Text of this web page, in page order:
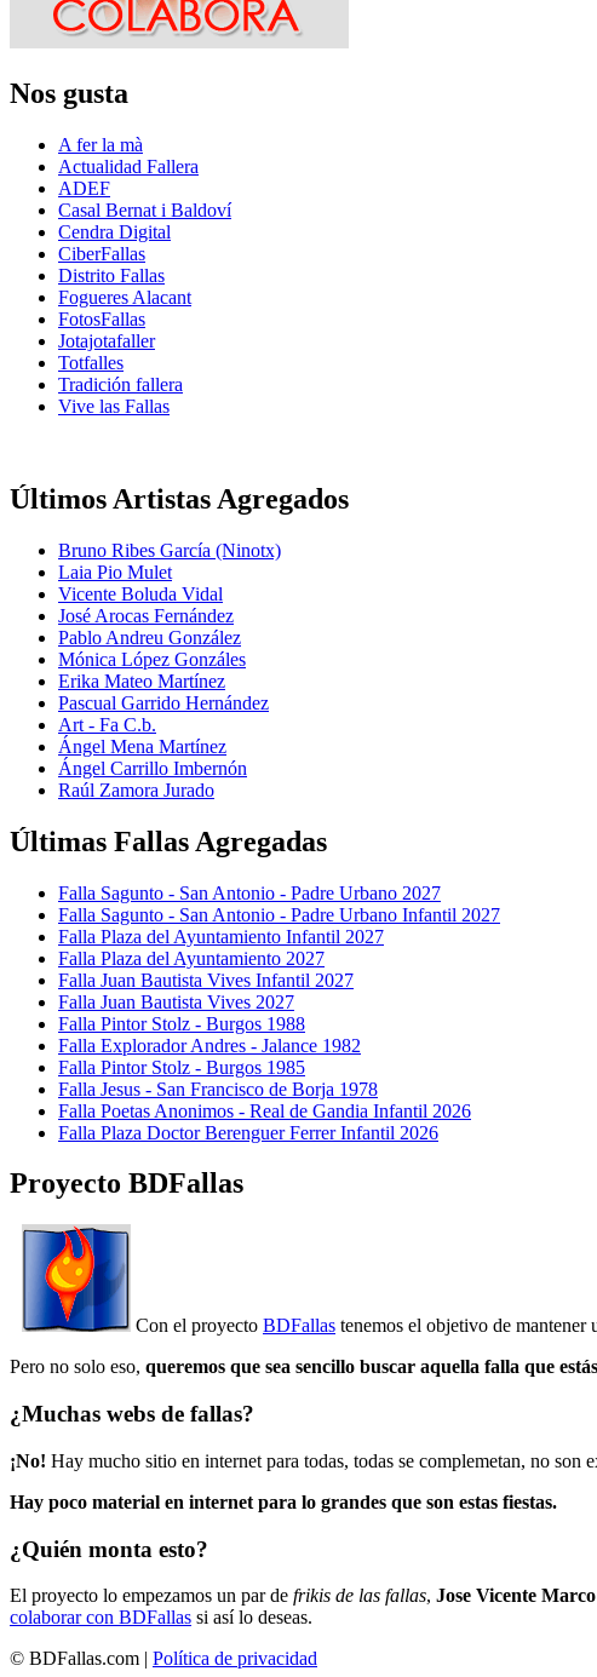
Nos gusta
A fer la mà
Actualidad Fallera
ADEF
Casal Bernat i Baldoví
Cendra Digital
CiberFallas
Distrito Fallas
Fogueres Alacant
FotosFallas
Jotajotafaller
Totfalles
Tradición fallera
Vive las Fallas
Últimos Artistas Agregados
Bruno Ribes García (Ninotx)
Laia Pio Mulet
Vicente Boluda Vidal
José Arocas Fernández
Pablo Andreu González
Mónica López Gonzáles
Erika Mateo Martínez
Pascual Garrido Hernández
Art - Fa C.b.
Ángel Mena Martínez
Ángel Carrillo Imbernón
Raúl Zamora Jurado
Últimas Fallas Agregadas
Falla Sagunto - San Antonio - Padre Urbano 2027
Falla Sagunto - San Antonio - Padre Urbano Infantil 2027
Falla Plaza del Ayuntamiento Infantil 2027
Falla Plaza del Ayuntamiento 2027
Falla Juan Bautista Vives Infantil 2027
Falla Juan Bautista Vives 2027
Falla Pintor Stolz - Burgos 1988
Falla Explorador Andres - Jalance 1982
Falla Pintor Stolz - Burgos 1985
Falla Jesus - San Francisco de Borja 1978
Falla Poetas Anonimos - Real de Gandia Infantil 2026
Falla Plaza Doctor Berenguer Ferrer Infantil 2026
Proyecto BDFallas
Con el proyecto BDFallas tenemos el objetivo de mantener
Pero no solo eso, queremos que sea sencillo buscar aquella falla que
¿Muchas webs de fallas?
¡No! Hay mucho sitio en internet para todas, todas se complemetan, no son
Hay poco material en internet para lo grandes que son estas fiestas.
¿Quién monta esto?
El proyecto lo empezamos un par de frikis de las fallas, Jose Vicente
colaborar con BDFallas si así lo deseas.
© BDFallas.com | Política de privacidad